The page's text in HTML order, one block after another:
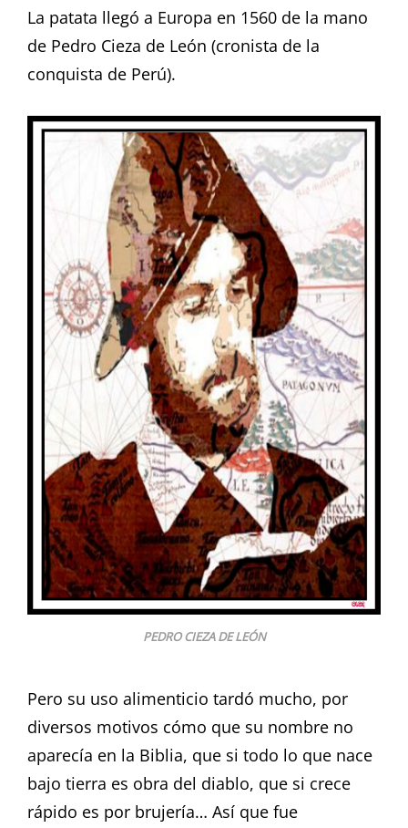
La patata llegó a Europa en 1560 de la mano
de Pedro Cieza de León (cronista de la
conquista de Perú).
PEDRO CIEZA DE LEÓN
Pero su uso alimenticio tardó mucho, por
diversos motivos cómo que su nombre no
aparecía en la Biblia, que si todo lo que nace
bajo tierra es obra del diablo, que si crece
rápido es por brujería… Así que fue